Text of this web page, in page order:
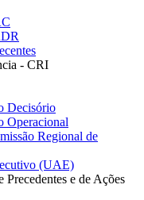
- CRI
Decisório
Operacional
Regional de
(UAE)
e de Ações